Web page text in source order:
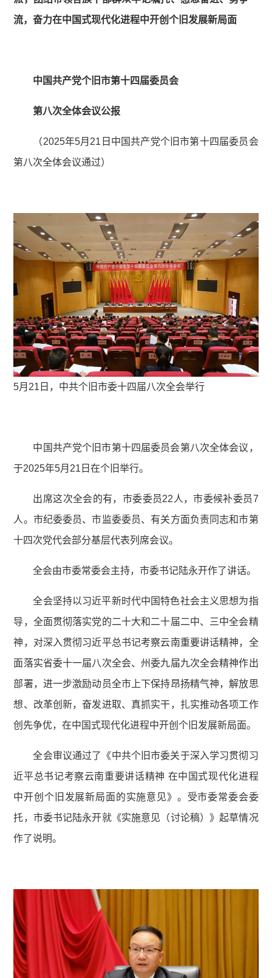
流，奋力在中国式现代化进程中开创个旧发展新局面
中国共产党个旧市第十四届委员会
第八次全体会议公报
（2025年5月21日中国共产党个旧市第十四届委员会
第八次全体会议通过）
5月21日，中共个旧市委十四届八次全会举行
中国共产党个旧市第十四届委员会第八次全体会议，
于2025年5月21日在个旧举行。
出席这次全会的有，市委委员22人，市委候补委员7
人。市纪委委员、市监委委员、有关方面负责同志和市第
十四次党代会部分基层代表列席会议。
全会由市委常委会主持，市委书记陆永开作了讲话。
全会坚持以习近平新时代中国特色社会主义思想为指
导，全面贯彻落实党的二十大和二十届二中、三中全会精
神，对深入贯彻习近平总书记考察云南重要讲话精神，全
面落实省委十一届八次全会、州委九届九次全会精神作出
部署，进一步激励动员全市上下保持昂扬精气神，解放思
想、改革创新，奋发进取、真抓实干，扎实推动各项工作
创先争优，在中国式现代化进程中开创个旧发展新局面。
全会审议通过了《中共个旧市委关于深入学习贯彻习
近平总书记考察云南重要讲话精神 在中国式现代化进程
中开创个旧发展新局面的实施意见》。受市委常委会委
托，市委书记陆永开就《实施意见（讨论稿）》起草情况
作了说明。